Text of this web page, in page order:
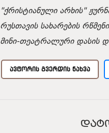
"ქრისტიანული არხის"
რუსთავის სახარების
მინი-თეატრალური დასის
ᲐᲕᲢᲝᲠᲘᲡ ᲒᲕᲔᲠᲓᲘᲡ ᲜᲐᲮᲕᲐ